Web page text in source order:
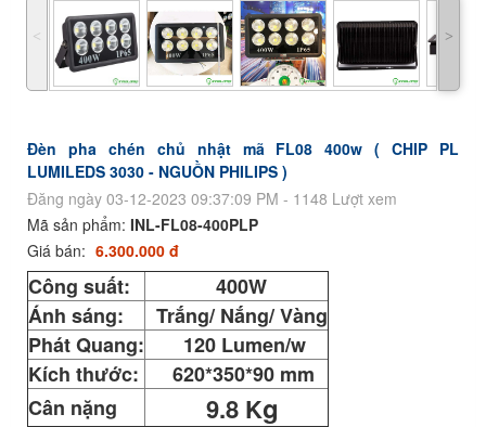
˂ ˃
Đèn pha chén chủ nhật mã FL08 400w ( CHIP PL
LUMILEDS 3030 - NGUỒN PHILIPS )
Đăng ngày 03-12-2023 09:37:09 PM - 1148 Lượt xem
Mã sản phẩm: INL-FL08-400PLP
Giá bán: 6.300.000 đ
Công suất:
400W
Ánh sáng:
Trắng/ Nắng/ Vàng
Phát Quang: 120 Lumen/w
Kích thước:
620*350*90 mm
Cân nặng
9.8 Kg